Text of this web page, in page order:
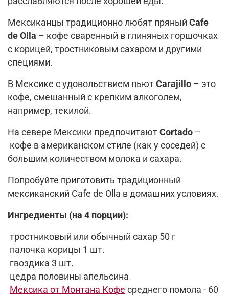
Мексиканцы традиционно любят пряный Cafe
de Olla – кофе сваренный в глиняных горшочках
с корицей, тростниковым сахаром и другими
специями.
В Мексике с удовольствием пьют Carajillo – это
кофе, смешанный с крепким алкоголем,
например, текилой.
На севере Мексики предпочитают Cortado –
кофе в американском стиле (как у соседей) с
большим количеством молока и сахара.
Попробуйте приготовить традиционный
мексиканский Cafe de Olla в домашних условиях.
Ингредиенты (на 4 порции):
тростниковый или обычный сахар 50 г
палочка корицы 1 шт.
гвоздика 3 шт.
цедра половины апельсина
Мексика от Монтана Кофе среднего помола - 60